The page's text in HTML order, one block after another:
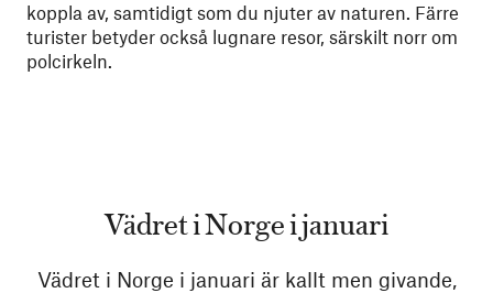
koppla av, samtidigt som du njuter av naturen. Färre
turister betyder också lugnare resor, särskilt norr om
polcirkeln.
Vädret i Norge i januari
Vädret i Norge i januari är kallt men givande,